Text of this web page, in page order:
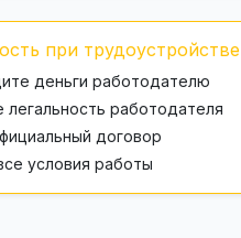
при трудоустройстве
деньги работодателю
легальность работодателя
договор
условия работы